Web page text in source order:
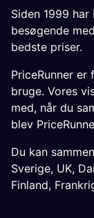
Siden 1999
besøgende
bedste priser.
PriceRunner
bruge. Vores
med, når du
blev
Du kan
Sverige, UK,
Finland,